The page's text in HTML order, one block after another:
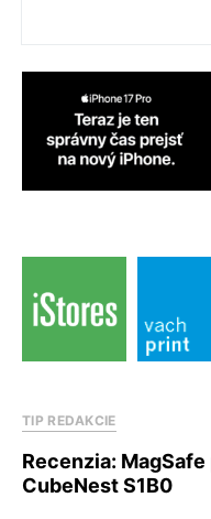
TIP REDAKCIE
Recenzia:
CubeNest S1B0